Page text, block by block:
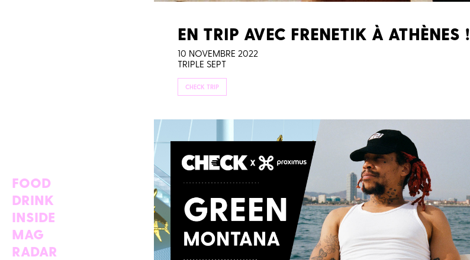
FOOD
DRINK
INSIDE
MAG
RADAR
EN TRIP AVEC FRENETIK À ATHÈNES !
10 NOVEMBRE 2022
TRIPLE SEPT
CHECK TRIP